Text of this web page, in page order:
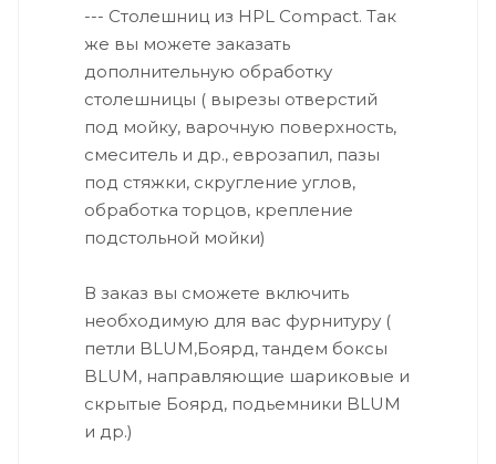
--- Столешниц из HPL Compact. Так
же вы можете заказать
дополнительную обработку
столешницы ( вырезы отверстий
под мойку, варочную поверхность,
смеситель и др., еврозапил, пазы
под стяжки, скругление углов,
обработка торцов, крепление
подстольной мойки)
В заказ вы сможете включить
необходимую для вас фурнитуру (
петли BLUM,Боярд, тандем боксы
BLUM, направляющие шариковые и
скрытые Боярд, подьемники BLUM
и др.)